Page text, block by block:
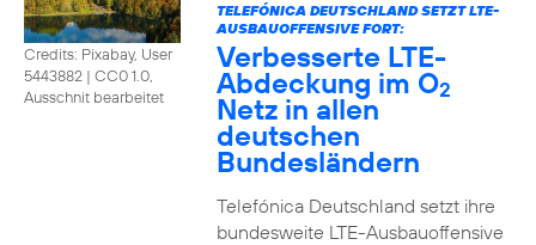
Credits: Pixabay, User
5443882 | CC0 1.0,
Ausschnit bearbeitet
TELEFÓNICA DEUTSCHLAND SETZT LTE-
AUSBAUOFFENSIVE FORT:
Verbesserte LTE-
Abdeckung im O2
Netz in allen
deutschen
Bundesländern
Telefónica Deutschland setzt ihre
bundesweite LTE-Ausbauoffensive